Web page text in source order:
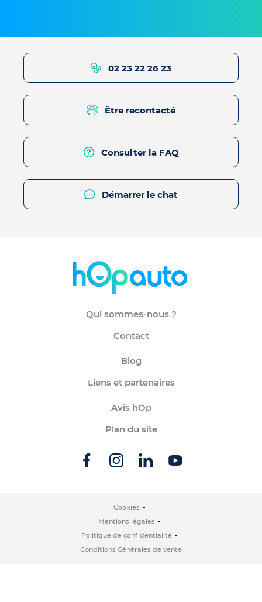
02 23 22 26 23
Être recontacté
Consulter la FAQ
Démarrer le chat
Qui sommes-nous ?
Contact
Blog
Liens et partenaires
Avis hOp
Plan du site
Cookies
Mentions légales
Politique de confidentialité
Conditions Générales de vente